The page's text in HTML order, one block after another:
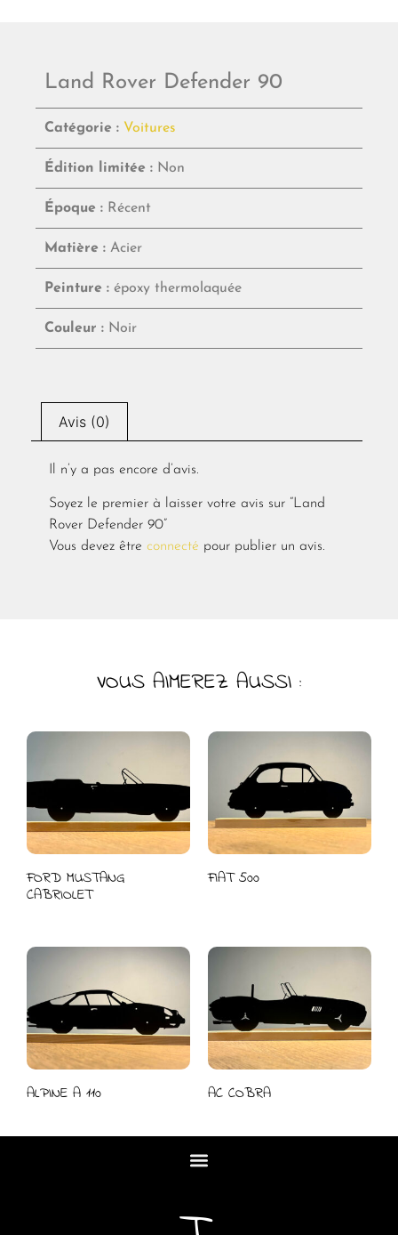
Land Rover Defender 90
Catégorie : Voitures
Édition limitée : Non
Époque : Récent
Matière : Acier
Peinture : époxy thermolaquée
Couleur : Noir
Avis (0)
Il n’y a pas encore d’avis.
Soyez le premier à laisser votre avis sur “Land
Rover Defender 90”
Vous devez être connecté pour publier un avis.
VOUS AIMEREZ AUSSI :
FORD MUSTANG
CABRIOLET
FIAT 500
ALPINE A 110 AC COBRA